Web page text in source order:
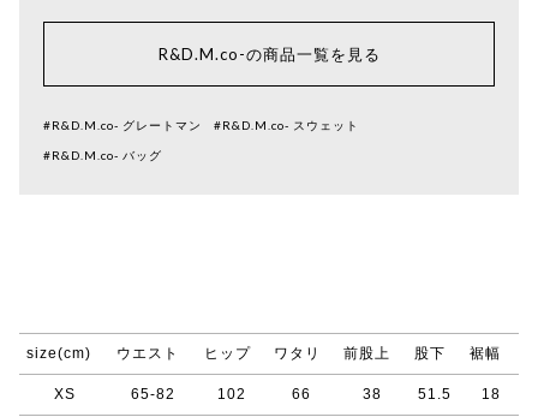
R&D.M.co-の商品一覧を見る
#R&D.M.co- グレートマン #R&D.M.co- スウェット
#R&D.M.co- バッグ
size(cm) ウエスト ヒップ ワタリ 前股上 股下 裾幅
XS 65-82 102 66 38 51.5 18